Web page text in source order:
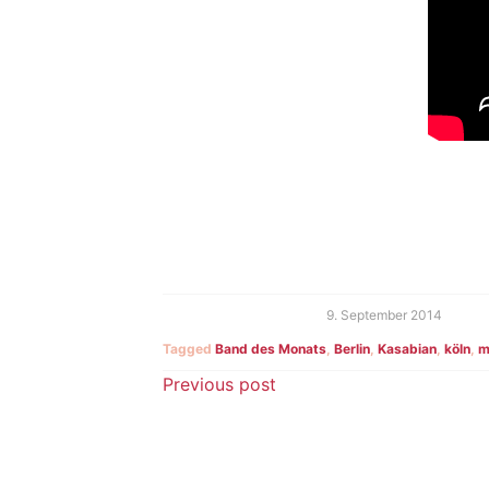
9. September 2014
TaggedBand des Monats,Berlin,Kasabian,köln,
Beitragsnavigation
Previous post